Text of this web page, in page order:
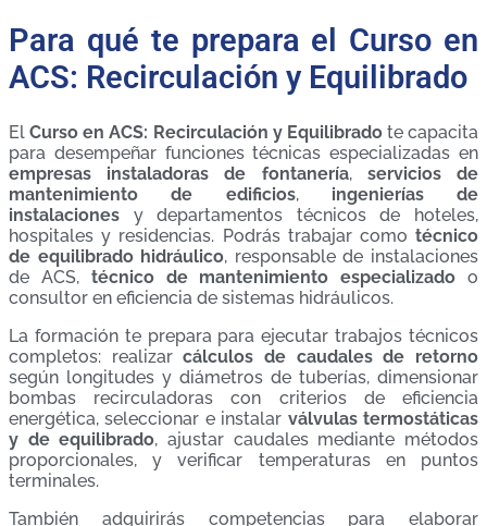
Para qué te prepara el Curso en
ACS: Recirculación y Equilibrado
ElCurso en ACS: Recirculación y Equilibradote capacita
para desempeñar funciones técnicas especializadas en
empresas instaladoras de fontanería, servicios de
mantenimiento de edificios, ingenierías de
instalaciones y departamentos técnicos de hoteles,
hospitales y residencias. Podrás trabajar como técnico
de equilibrado hidráulico, responsable de instalaciones
de ACS, técnico de mantenimiento especializado o
consultor en eficiencia de sistemas hidráulicos.
La formación te prepara para ejecutar trabajos técnicos
completos: realizarcálculos de caudales de retorno
según longitudes y diámetros de tuberías, dimensionar
bombas recirculadoras con criterios de eficiencia
energética, seleccionar e instalar válvulas termostáticas
y de equilibrado, ajustar caudales mediante métodos
proporcionales, y verificar temperaturas en puntos
terminales.
También adquirirás competencias para elaborar